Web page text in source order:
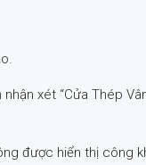
xét “Cửa Thép
được hiển thị công